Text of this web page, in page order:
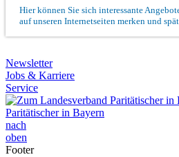
Hier können Sie sich interessante
auf unseren Internetseiten merken und
Newsletter
Jobs & Karriere
Service
Paritätischer in Bayern
nach
oben
Footer